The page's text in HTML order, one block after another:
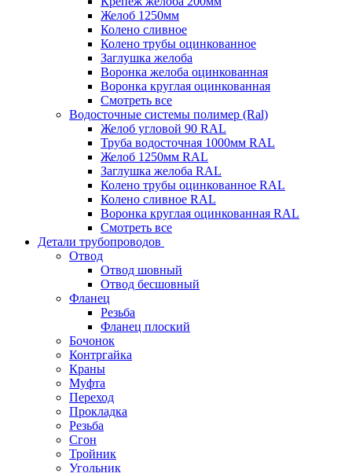
Желоб 1250мм
Колено сливное
Колено трубы оцинкованное
Заглушка желоба
Воронка желоба оцинкованная
Воронка круглая оцинкованная
Смотреть все
Водосточные системы полимер (Ral)
Желоб угловой 90 RAL
Труба водосточная 1000мм RAL
Желоб 1250мм RAL
Заглушка желоба RAL
Колено трубы оцинкованное RAL
Колено сливное RAL
Воронка круглая оцинкованная RAL
Смотреть все
Детали трубопроводов
Отвод
Отвод шовный
Отвод бесшовный
Фланец
Резьба
Фланец плоский
Бочонок
Контргайка
Краны
Муфта
Переход
Прокладка
Резьба
Сгон
Тройник
Угольник